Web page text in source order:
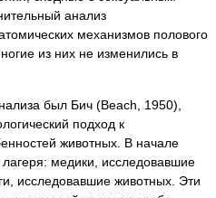
анализ
механизмов полового
из них не изменились в
был Бич (Beach, 1950),
подход к
животных. В начале
медики, исследовавшие
исследовавшие животных. Эти